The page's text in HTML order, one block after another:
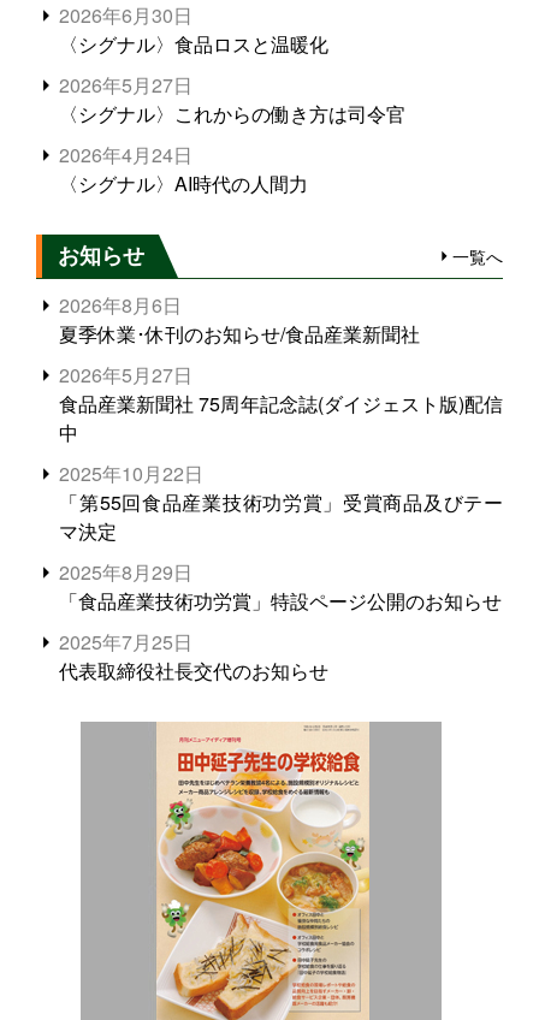
2026年6月30日
〈シグナル〉食品ロスと温暖化
2026年5月27日
〈シグナル〉これからの働き方は司令官
2026年4月24日
〈シグナル〉AI時代の人間力
お知らせ 一覧へ
2026年8月6日
夏季休業･休刊のお知らせ/食品産業新聞社
2026年5月27日
食品産業新聞社 75周年記念誌(ダイジェスト版)配信
中
2025年10月22日
「第55回食品産業技術功労賞」受賞商品及びテー
マ決定
2025年8月29日
「食品産業技術功労賞」特設ページ公開のお知らせ
2025年7月25日
代表取締役社長交代のお知らせ